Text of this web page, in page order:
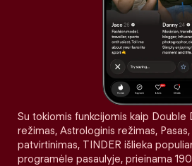
Su tokiomis funkcijomis kaip Double
režimas, Astrologinis režimas,
patvirtinimas, TINDER išlieka
programėle pasaulyje, prieinama